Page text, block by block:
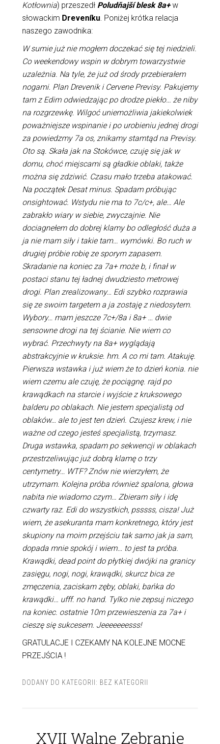
Kotłownia) przeszedł Poludňajší blesk 8a+w
słowackim Dreveníku. Poniżej krótka relacja
naszego zawodnika:
W sumie już nie mogłem doczekać się tej niedzieli.
Co weekendowy wspin w dobrym towarzystwie
uzależnia. Na tyle, że już od środy przebierałem
nogami. Plan Drevenik i Cervene Previsy. Pakujemy
tam z Edim odwiedzając po drodze piekło… że niby
na rozgrzewkę. Wilgoć uniemożliwia jakiekolwiek
poważniejsze wspinanie i po urobieniu jednej drogi
za powiedzmy 7a os, znikamy stamtąd na Previsy.
Oto są. Skała jak na Stokówce, czuję się jak w
domu, choć miejscami są gładkie oblaki, także
można się zdziwić. Czasu mało trzeba atakować.
Na początek Desat minus. Spadam próbując
onsightować. Wstydu nie ma to 7c/c+, ale… Ale
zabrakło wiary w siebie, zwyczajnie. Nie
dociagnełem do dobrej klamy bo odległość duża a
ja nie mam siły i takie tam… wymówki. Bo ruch w
drugiej próbie robię ze sporym zapasem.
Skradanie na koniec za 7a+ może b, i finał w
postaci stanu tej ładnej dwudziesto metrowej
drogi. Plan zrealizowany… Edi szybko rozprawia
się ze swoim targetem a ja zostaję z niedosytem.
Wybory… mam jeszcze 7c+/8a i 8a+ … dwie
sensowne drogi na tej ścianie. Nie wiem co
wybrać. Przechwyty na 8a+ wyglądają
abstrakcyjnie w kruksie. hm. A co mi tam. Atakuję.
Pierwsza wstawka i już wiem że to dzień konia. nie
wiem czemu ale czuję, że pociągnę. rajd po
krawądkach na starcie i wyjście z kruksowego
balderu po oblakach. Nie jestem specjalistą od
oblaków… ale to jest ten dzień. Czujesz krew, i nie
ważne od czego jesteś specjalistą, trzymasz.
Druga wstawka, spadam po sekwencji w oblakach
przestrzeliwując już dobrą klamę o trzy
centymetry… WTF? Znów nie wierzyłem, że
utrzymam. Kolejna próba również spalona, głowa
nabita nie wiadomo czym… Zbieram siły i idę
czwarty raz. Edi do wszystkich, psssss, cisza! Już
wiem, że asekuranta mam konkretnego, który jest
skupiony na moim przejściu tak samo jak ja sam,
dopada mnie spokój i wiem… to jest ta próba.
Krawądki, dead point do płytkiej dwójki na granicy
zasięgu, nogi, nogi, krawądki, skurcz bica ze
zmęczenia, zaciskam zęby, oblaki, bańka do
krawądki… ufff. no hand. Tylko nie zepsuj niczego
na koniec. ostatnie 10m przewieszenia za 7a+ i
cieszę się sukcesem. Jeeeeeeesss!
GRATULACJE I CZEKAMY NA KOLEJNE MOCNE
PRZEJŚCIA !
DODANY DO KATEGORII: BEZ KATEGORII
XVII Walne Zebranie